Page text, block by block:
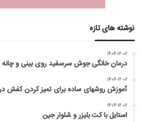
نوشته های تازه
۱۴۰۴-۱۲-۰۲
درمان خانگی جوش سرسفید روی بینی و چانه
۱۴۰۴-۱۲-۰۲
آموزش روشهای ساده برای تمیز کردن کفش
۱۴۰۴-۱۲-۰۲
استایل با کت بلیزر و شلوار جین